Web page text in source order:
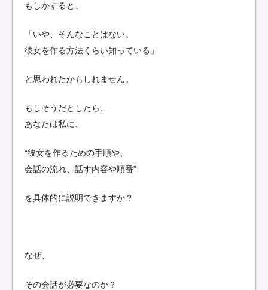
もしかすると、
「いや、そんなことはない。
彼女を作る方法くらい知っている」
と思われたかもしれません。
もしそうだとしたら、
あなたは私に、
“彼女を作るための手順や、
会話の流れ、話す内容や順番”
を具体的に説明できますか？
なぜ、
その会話が必要なのか？